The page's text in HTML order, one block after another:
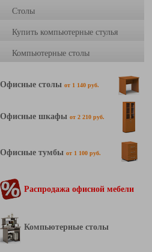
Столы
Купить компьютерные стулья
Компьютерные столы
Офисные столы от 1 140 руб.
Офисные шкафы от 2 210 руб.
Офисные тумбы от 1 100 руб.
Распродажа офисной мебели
Компьютерные столы